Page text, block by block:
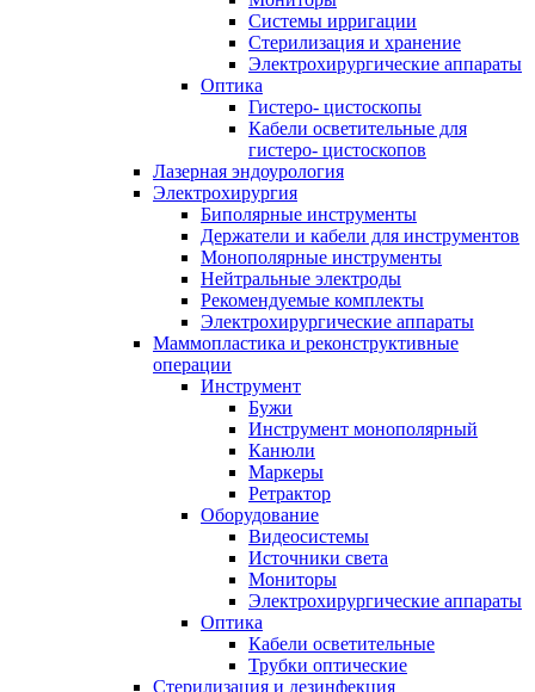
Системы ирригации
Стерилизация и хранение
Электрохирургические аппараты
Оптика
Гистеро- цистоскопы
Кабели осветительные для
гистеро- цистоскопов
Лазерная эндоурология
Электрохирургия
Биполярные инструменты
Держатели и кабели для инструментов
Монополярные инструменты
Нейтральные электроды
Рекомендуемые комплекты
Электрохирургические аппараты
Маммопластика и реконструктивные
операции
Инструмент
Бужи
Инструмент монополярный
Канюли
Маркеры
Ретрактор
Оборудование
Видеосистемы
Источники света
Мониторы
Электрохирургические аппараты
Оптика
Кабели осветительные
Трубки оптические
Стерилизация и дезинфекция